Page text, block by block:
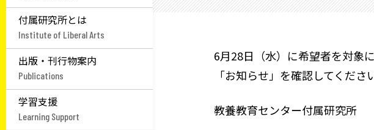
付属研究所とは
Institute of Liberal Arts
出版・刊行物案内
Publications
学習支援
Learning Support
6月28日（水）に希望者を対象
「お知らせ」を確認してくださ
教養教育センター付属研究所